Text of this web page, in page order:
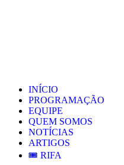
INÍCIO
PROGRAMAÇÃO
EQUIPE
QUEM SOMOS
NOTÍCIAS
ARTIGOS
🎟️ RIFA